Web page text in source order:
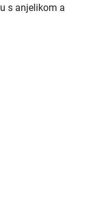
s anjelikom a